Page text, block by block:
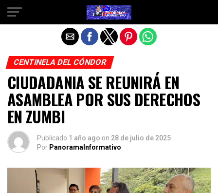
CENTINELA DEL CÓNDOR
CIUDADANIA SE REUNIRÁ EN
ASAMBLEA POR SUS DERECHOS
EN ZUMBI
Publicado 1 año ago on 28 de julio de 2025
Por PanoramaInformativo
Salir de la versión móvil